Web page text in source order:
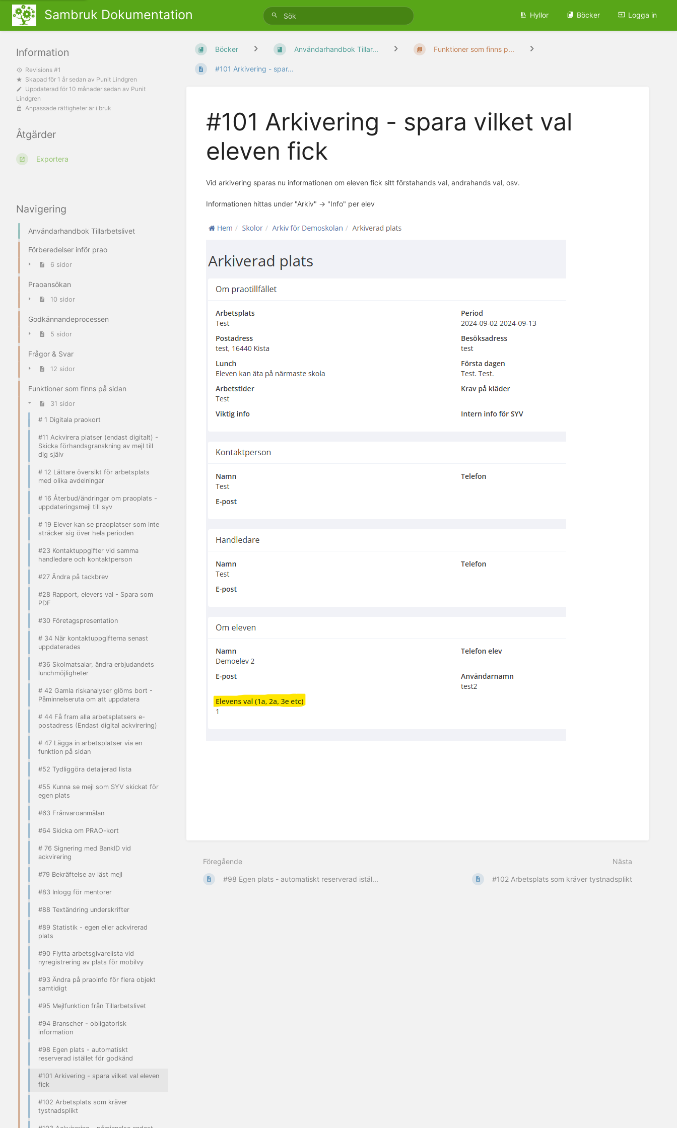
Sambruk Dokumentation Hyllor Böcker Logga in
Navigering
Användarhandbok Tillarbetslivet
Förberedelser inför prao
6 sidor
Praoansökan
10 sidor
Godkännandeprocessen
5 sidor
Frågor & Svar
12 sidor
Funktioner som finns på sidan
31 sidor
# 1 Digitala praokort
#11 Ackvirera platser (endast digitalt) -
Skicka förhandsgranskning av mejl till
dig själv
# 12 Lättare översikt för arbetsplats
med olika avdelningar
# 16 Återbud/ändringar om praoplats -
uppdateringsmejl till syv
# 19 Elever kan se praoplatser som inte
sträcker sig över hela perioden
#23 Kontaktuppgifter vid samma
handledare och kontaktperson
#27 Ändra på tackbrev
#28 Rapport, elevers val - Spara som
PDF
#30 Företagspresentation
# 34 När kontaktuppgifterna senast
uppdaterades
#36 Skolmatsalar, ändra erbjudandets
lunchmöjligheter
# 42 Gamla riskanalyser glöms bort -
Påminnelseruta om att uppdatera
# 44 Få fram alla arbetsplatsers e-
postadress (Endast digital ackvirering)
# 47 Lägga in arbetsplatser via en
funktion på sidan
#52 Tydliggöra detaljerad lista
#55 Kunna se mejl som SYV skickat för
egen plats
#63 Frånvaroanmälan
#64 Skicka om PRAO-kort
# 76 Signering med BankID vid
ackvirering
#79 Bekräftelse av läst mejl
#83 Inlogg för mentorer
#88 Textändring underskrifter
#89 Statistik - egen eller ackvirerad
plats
#90 Flytta arbetsgivarelista vid
nyregistrering av plats för mobilvy
#93 Ändra på praoinfo för flera objekt
samtidigt
#95 Mejlfunktion från Tillarbetslivet
#94 Branscher - obligatorisk
information
#98 Egen plats - automatiskt
reserverad istället för godkänd
#101 Arkivering - spara vilket val eleven
fick
#102 Arbetsplats som kräver
tystnadsplikt
Böcker Användarhandbok Tillar... Funktioner som finns p...
#101 Arkivering - spar...
#101 Arkivering - spara vilket val
eleven fick
Vid arkivering sparas nu informationen om eleven fick sitt förstahands val, andrahands val, osv.
Informationen hittas under "Arkiv" -> "Info" per elev
Föregående
#98 Egen plats - automatiskt reserverad istäl...
Nästa
#102 Arbetsplats som kräver tystnadsplikt
Information
Revisions #1
Skapad för 1 år sedan av Punit Lindgren
Uppdaterad för 10 månader sedan av Punit
Lindgren
Anpassade rättigheter är i bruk
Åtgärder
Exportera